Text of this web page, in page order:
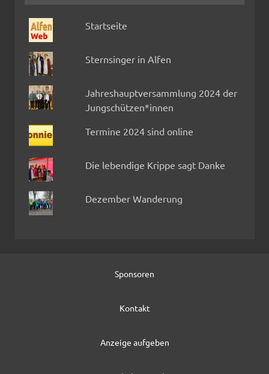
Startseite
Sternsinger in Alfen
Jahreshauptversammlung 2024 der
Jungschützen*innen
Termine 2024 sind online
Die lebendige Krippe sagt Danke
Dezember Wanderung
Sponsoren
Kontakt
Anzeige aufgeben